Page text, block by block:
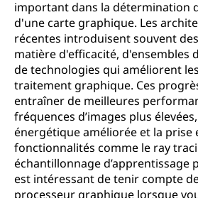
important dans la détermination
d'une carte graphique. Les
récentes introduisent souvent
matière d'efficacité, d'ensembles
de technologies qui améliorent
traitement graphique. Ces
entraîner de meilleures
fréquences d’images plus
énergétique améliorée et la prise
fonctionnalités comme le ray
échantillonnage d’apprentissage
est intéressant de tenir compte
processeur graphique lorsque